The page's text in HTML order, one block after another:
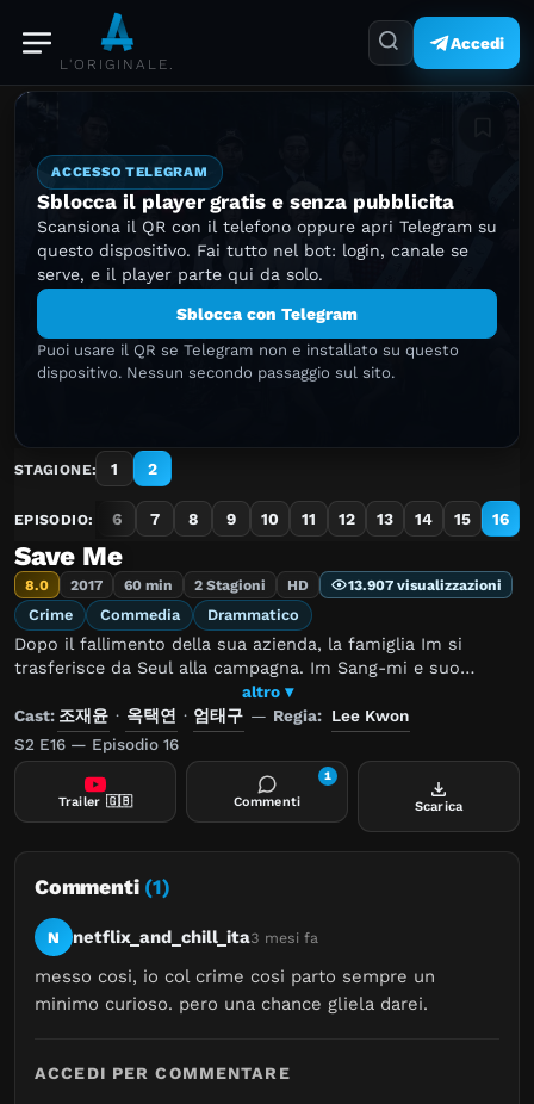
L'ORIGINALE.
Accedi
ACCESSO TELEGRAM
Sblocca il player gratis e senza pubblicita
Scansiona il QR con il telefono oppure apri Telegram su
questo dispositivo. Fai tutto nel bot: login, canale se
serve, e il player parte qui da solo.
Sblocca con Telegram
Puoi usare il QR se Telegram non e installato su questo
dispositivo. Nessun secondo passaggio sul sito.
STAGIONE: 1 2
EPISODIO:
4 5 6 7 8 9 10 11 12 13 14 15 16
Save Me
8.0 2017 60 min 2 Stagioni HD 13.907 visualizzazioni
Crime Commedia Drammatico
Dopo il fallimento della sua azienda, la famiglia Im si
trasferisce da Seul alla campagna. Im Sang-mi e suo
fratello gemello Im Sang-jin fanno fatica ad adattarsi alla
loro nuova scuola, e Sang-jin viene bullizzato senza pietà e
spinto al suicidio.
altro ▾
Cast: 조재윤 · 옥택연 · 엄태구 — Regia: Lee Kwon
S2 E16 — Episodio 16
Trailer 🇬🇧 Commenti
1
Scarica
Commenti (1)
N netflix_and_chill_ita3 mesi fa
messo cosi, io col crime cosi parto sempre un
minimo curioso. pero una chance gliela darei.
ACCEDI PER COMMENTARE